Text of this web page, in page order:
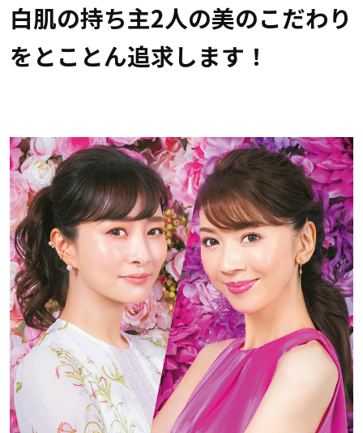
白肌の持ち主2人の美のこだわり
をとことん追求します！